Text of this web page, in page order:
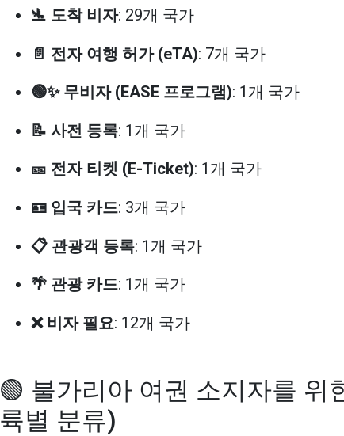
🛬 도착 비자: 29개 국가
📄 전자 여행 허가 (eTA): 7개 국가
🟢✨ 무비자 (EASE 프로그램): 1개 국가
📝 사전 등록: 1개 국가
🎫 전자 티켓 (E-Ticket): 1개 국가
🪪 입국 카드: 3개 국가
📋 관광객 등록: 1개 국가
🌴 관광 카드: 1개 국가
❌ 비자 필요: 12개 국가
🟢 불가리아 여권 소지자를 위
륙별 분류)